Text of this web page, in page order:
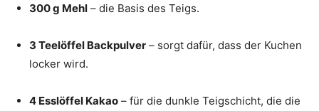
300 g Mehl – die Basis des Teigs.
3 Teelöffel Backpulver – sorgt dafür, dass der Kuchen
locker wird.
4 Esslöffel Kakao – für die dunkle Teigschicht, die die